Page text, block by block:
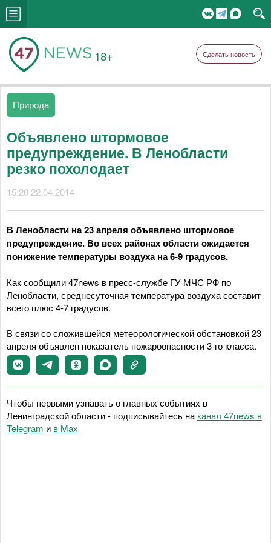
18+ Сделать новость
Природа
Объявлено штормовое
предупреждение. В Ленобласти
резко похолодает
15:20 22.04.2014
В Ленобласти на 23 апреля объявлено штормовое
предупреждение. Во всех районах области ожидается
понижение температуры воздуха на 6-9 градусов.
Как сообщили 47news в пресс-службе ГУ МЧС РФ по
Ленобласти, среднесуточная температура воздуха составит
всего плюс 4-7 градусов.
В связи со сложившейся метеорологической обстановкой 23
апреля объявлен показатель пожароопасности 3-го класса.
Чтобы первыми узнавать о главных событиях в
Ленинградской области - подписывайтесь на канал 47news в
Telegram и в Maх